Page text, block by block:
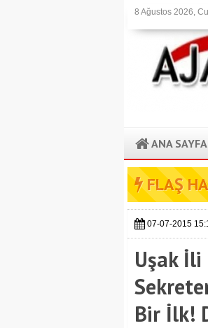
8 Ağustos 2026,
ANA SAYFA
FLAŞ
07-07-2015
Uşak
Bir İlk!